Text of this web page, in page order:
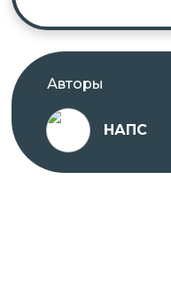
Авторы
НАПС